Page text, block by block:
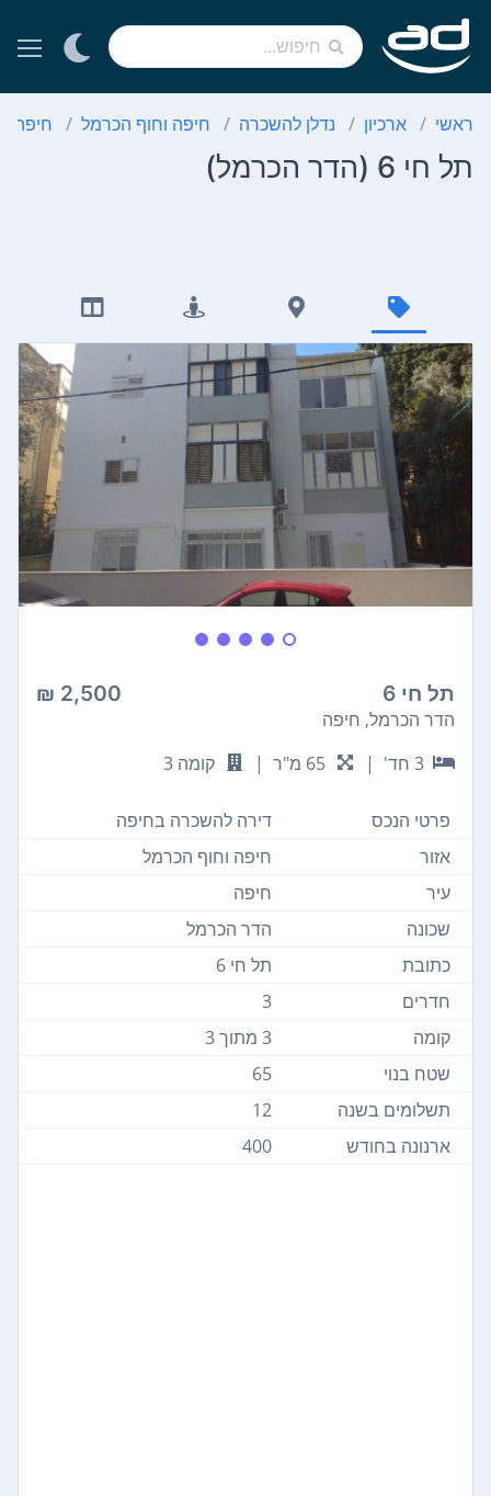
ראשי ארכיון נדלן להשכרה חיפה וחוף הכרמל חיפה
תל חי 6 (הדר הכרמל)
תל חי 6 2,500 ₪
הדר הכרמל, חיפה
3 חד'
| 65 מ"ר | קומה 3
פרטי הנכס
דירה להשכרה בחיפה
אזור
חיפה וחוף הכרמל
עיר
חיפה
שכונה
הדר הכרמל
כתובת
תל חי 6
חדרים
3
קומה
3 מתוך 3
שטח בנוי
65
תשלומים בשנה
12
ארנונה בחודש
400